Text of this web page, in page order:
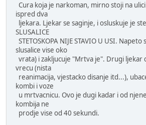
Cura koja je narkoman, mirno stoji na
ispred dva
ljekara. Ljekar se saginje, i osluskuje je
SLUSALICE
STETOSKOPA NIJE STAVIO U USI.
slusalice vise oko
vrata) i zakljucuje "Mrtva je". Drugi ljekar
vrecu (nista
reanimacija, vjestacko disanje itd...),
kombi i voze
u mrtvacnicu. Ovo je dugi kadar i od
kombija ne
prodje vise od 40 sekundi.